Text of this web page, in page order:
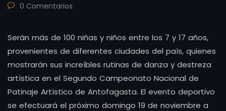
0 Comentarios
Serán más de 100 niñas y niños entre los 7 y 17 años,
provenientes de diferentes ciudades del país, quienes
mostrarán sus increíbles rutinas de danza y destreza
artística en el Segundo Campeonato Nacional de
Patinaje Artístico de Antofagasta. El evento deportivo
se efectuará el próximo domingo 19 de noviembre a